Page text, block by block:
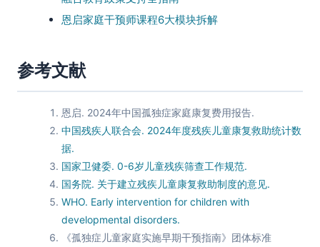
恩启家庭干预师课程6大模块拆解
参考文献
恩启. 2024年中国孤独症家庭康复费用报告.
中国残疾人联合会. 2024年度残疾儿童康复救助统计数
据.
国家卫健委. 0-6岁儿童残疾筛查工作规范.
国务院. 关于建立残疾儿童康复救助制度的意见.
WHO. Early intervention for children with
developmental disorders.
《孤独症儿童家庭实施早期干预指南》团体标准